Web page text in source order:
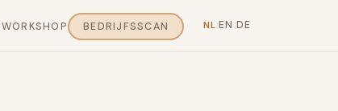
WORKSHOP BEDRIJFSSCAN NL|EN |DE